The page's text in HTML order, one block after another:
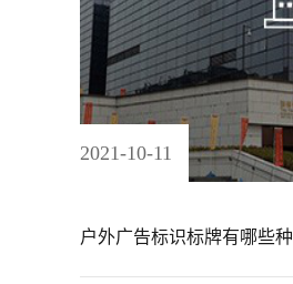
户外广告标识标牌有哪些
2021-10-11